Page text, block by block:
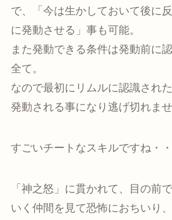
で、「今は生かしておいて後に
に発動させる」事も可能。
また発動できる条件は発動前に
全て。
なので最初にリムルに認識され
発動される事になり逃げ切れませ
すごいチートなスキルですね・・
「神之怒」に貫かれて、目の前
いく仲間を見て恐怖におちいり